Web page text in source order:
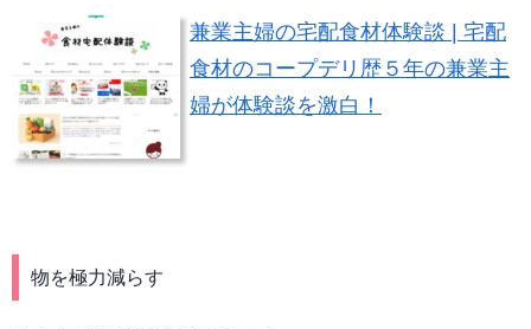
兼業主婦の宅配食材体験談 | 宅配
食材のコープデリ歴５年の兼業主
婦が体験談を激白！
物を極力減らす